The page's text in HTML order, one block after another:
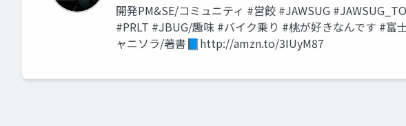
開発PM&SE/コミュニティ #営餃 #JAWSUG
#PRLT #JBUG/趣味 #バイク乗り #桃が好きなんです #富
ャニソラ/著書📘http://amzn.to/3IUyM87